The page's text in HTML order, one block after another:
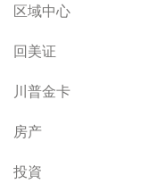
区域中心
回美证
川普金卡
房产
投資